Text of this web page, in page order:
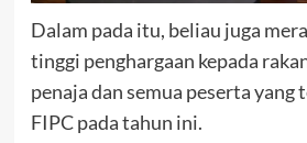
Dalam pada itu, beliau juga
tinggi penghargaan kepada
penaja dan semua peserta yang
FIPC pada tahun ini.